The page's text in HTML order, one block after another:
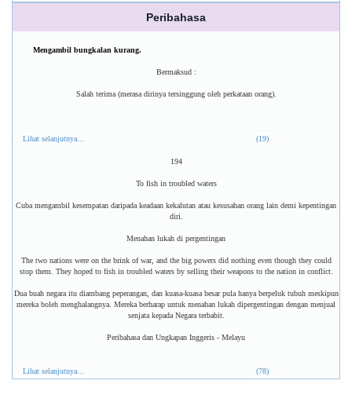
Peribahasa
Mengambil bungkalan kurang.
Bermaksud :
Salah terima (merasa dirinya tersinggung oleh perkataan orang).
Lihat selanjutnya... (19)
194
To fish in troubled waters
Cuba mengambil kesempatan daripada keadaan kekalutan atau kesusahan orang lain demi kepentingan
diri.
Menahan lukah di pergentingan
The two nations were on the brink of war, and the big powers did nothing even though they could
stop them. They hoped to fish in troubled waters by selling their weapons to the nation in conflict.
Dua buah negara itu diambang peperangan, dan kuasa-kuasa besar pula hanya berpeluk tubuh meskipun
mereka boleh menghalangnya. Mereka berharap untuk menahan lukah dipergentingan dengan menjual
senjata kepada Negara terbabit.
Peribahasa dan Ungkapan Inggeris - Melayu
Lihat selanjutnya... (78)